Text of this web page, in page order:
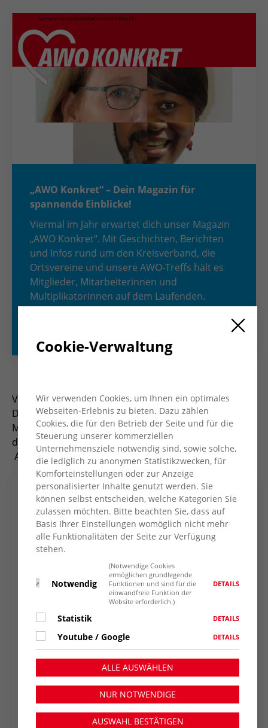
„AWO Konkret“ – Dein Magazin für
spannende Einblicke!
Viermal im Jahr erwartet dich unser Magazin
„AWO Konkret“. Mit Geschichten, Berichten
und Infos rund um den Kreisverband, die
Ortsvereine und unsere AWO-Treffs hält es
Mitglieder, Mitarbeiterinnen und
Multiplikatorinnen auf dem Laufenden.
Entdecke, was die AWO bewegt, und sei Teil
Viermal im Jahr erscheint das Magazin „AWO Konkret“.
Das Heft informiert Mitglieder, Mitarbeiter*innen und
Multiplikator*innen und bietet Einblicke in die Arbeit
des Kreisverbandes und seiner Ortsvereine und
AWO-Treffs.
Cookie-Verwaltung
Wir verwenden Cookies, um Ihnen ein optimales
Webseiten-Erlebnis zu bieten. Dazu zählen
Cookies, die für den Betrieb der Seite und für die
Steuerung unserer kommerziellen
Unternehmensziele notwendig sind, sowie solche,
die lediglich zu anonymen Statistikzwecken, für
Komforteinstellungen oder zur Anzeige
personalisierter Inhalte genutzt werden. Sie
können selbst entscheiden, welche Kategorien Sie
zulassen möchten. Bitte beachten Sie, dass auf
Basis Ihrer Einstellungen womöglich nicht mehr
alle Funktionalitäten der Seite zur Verfügung
stehen.
Notwendig
(Notwendige Cookies
ermöglichen grundlegende
Funktionen und sind für die
einwandfreie Funktion der
Website erforderlich.)
DETAILS
Statistik DETAILS
Youtube / Google DETAILS
ALLE AUSWÄHLEN
NUR NOTWENDIGE
AUSWAHL BESTÄTIGEN